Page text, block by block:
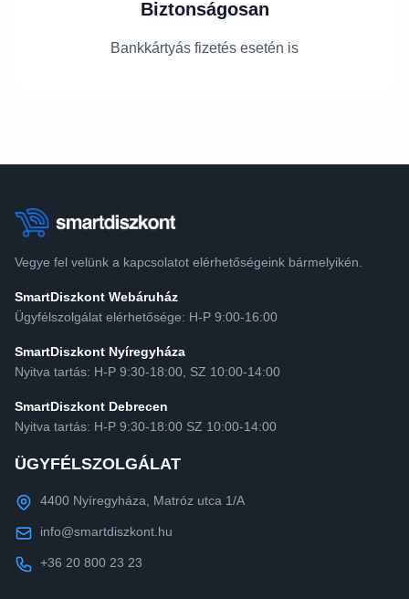
Biztonságosan
Bankkártyás fizetés esetén is
Vegye fel velünk a kapcsolatot elérhetőségeink bármelyikén.
SmartDiszkont Webáruház
Ügyfélszolgálat elérhetősége: H-P 9:00-16:00
SmartDiszkont Nyíregyháza
Nyitva tartás: H-P 9:30-18:00, SZ 10:00-14:00
SmartDiszkont Debrecen
Nyitva tartás: H-P 9:30-18:00 SZ 10:00-14:00
ÜGYFÉLSZOLGÁLAT
4400 Nyíregyháza, Matróz utca 1/A
info@smartdiszkont.hu
+36 20 800 23 23